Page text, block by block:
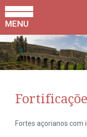
MENU
Fortes açorianos com